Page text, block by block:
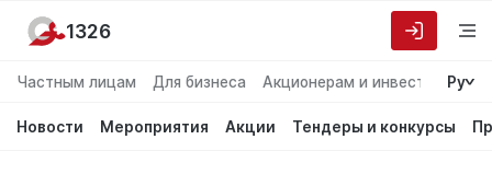
Частным лицам Для бизнеса Акционерам и инвесторам
Ру
Новости Мероприятия Акции Тендеры и конкурсы
1326